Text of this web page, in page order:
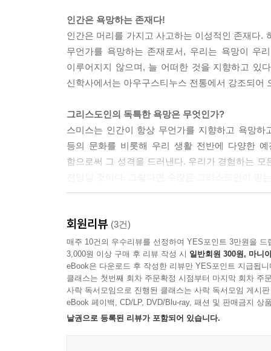
---「2장 사랑에는 실천이 필요하다」중에서
대학 생활을 했던 사람들은 대학이 세계 안의 세
에서 일어나는 일은 교수 휴게실에서 일어나는
‘학계’의 일부다. 그럼에도 양쪽 모두에게 대학은
광범위하다.
---「3장 위험한 시대 속에서 사랑하는 사람들」중
우리는 풍성한 전통의 형성적 자원을 활용하지
예를 들어, 상업화된 성탄절은 추수감사절부터,
대강절은 시간에 대한 다른 지향을 드러낸다. 특
달을 때 더욱 그러하다.…따라서 역사적 기독교 예
이미 하루 24시간 주 7일 내내 끊임없이 돌아가는
---「5장 하나님 나라의 실천」중에서
인간은 욕망하는 존재다!
인간은 머리를 가지고 사고하는 이성적인 존재다.
무언가를 욕망하는 존재로서, 우리는 욕망이 우
이루어지지 않으며, 늘 어떠한 것을 지향하고 있
신학사에서는 아우구스티누스 전통에서 강조되어
그리스도인의 독특한 욕망은 무엇인가?
스미스는 인간이 항상 무언가를 지향하고 욕망
등의 문화를 비롯해 우리 생활 전반에 다양한
함으로써 그 성격을 드러낸다. 우리가 경험하는
기독교 교육 및 세계관 논의에 익숙한 스미스는,
왔다고 지적한다. 세계관 운동은 믿음이 사고의
것이다. 이런 지성적 차원의 논의로는 실천을 통
스미스의 기획이 단순히 세계관 논의나 운동을
논의를 하고자 한다.
예배 속에서 빛나는 기독교의 사회적 상상
회원리뷰 (3건)
매주 10건의 우수리뷰를 선정하여 YES포인트 3만원을 드
3,000원 이상 구매 후 리뷰 작성 시 일반회원 300원, 마니
eBook은 다운로드 후 작성한 리뷰만 YES포인트 지급됩니
클래스는 첫번째 회차 주문확정 시점부터 마지막 회차 주
사락 독서모임으로 진행된 클래스는 사락 독서모임 게시
eBook 페이백, CD/LP, DVD/Blu-ray, 패션 및 판매금지 상
낱권으로 등록된 리뷰가 포함되어 있습니다.